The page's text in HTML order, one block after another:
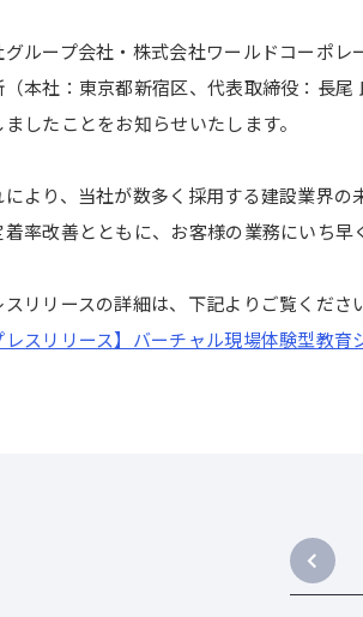
グループ会社・株式会社ワールドコーポ
（本社：東京都新宿区、代表取締役：長
ましたことをお知らせいたします。
により、当社が数多く採用する建設業界
着率改善とともに、お客様の業務にいち早
スリリースの詳細は、下記よりご覧くださ
レスリリース】バーチャル現場体験型教